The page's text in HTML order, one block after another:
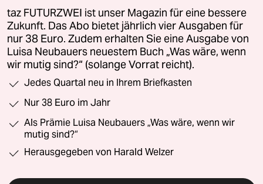
taz FUTURZWEI ist unser Magazin für eine bessere
Zukunft. Das Abo bietet jährlich vier Ausgaben für
nur 38 Euro. Zudem erhalten Sie eine Ausgabe von
Luisa Neubauers neuestem Buch „Was wäre, wenn
wir mutig sind?“ (solange Vorrat reicht).
Jedes Quartal neu in Ihrem Briefkasten
Nur 38 Euro im Jahr
Als Prämie Luisa Neubauers „Was wäre, wenn wir
mutig sind?“
Herausgegeben von Harald Welzer